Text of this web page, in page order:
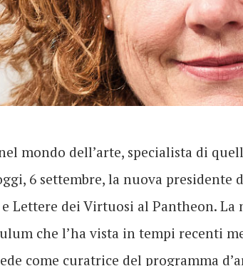
mondo dell’arte, specialista di
6 settembre, la nuova presidente
Lettere dei Virtuosi al Pantheon. La
che l’ha vista in tempi recenti
come curatrice del programma